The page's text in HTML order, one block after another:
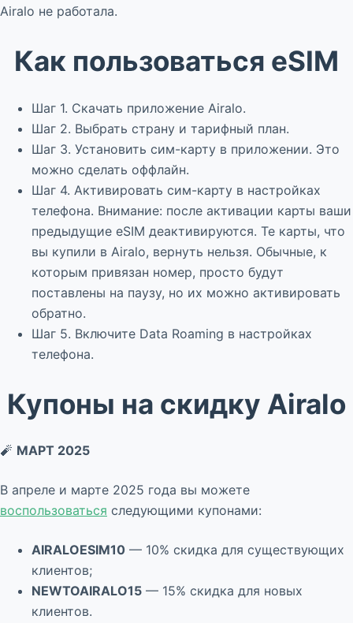
Airalo не работала.
Как пользоваться eSIM
Шаг 1. Скачать приложение Airalo.
Шаг 2. Выбрать страну и тарифный план.
Шаг 3. Установить сим-карту в приложении. Это
можно сделать оффлайн.
Шаг 4. Активировать сим-карту в настройках
телефона. Внимание: после активации карты ваши
предыдущие eSIM деактивируются. Те карты, что
вы купили в Airalo, вернуть нельзя. Обычные, к
которым привязан номер, просто будут
поставлены на паузу, но их можно активировать
обратно.
Шаг 5. Включите Data Roaming в настройках
телефона.
Купоны на скидку Airalo
🧨 МАРТ 2025
В апреле и марте 2025 года вы можете
воспользоваться следующими купонами:
AIRALOESIM10 — 10% скидка для существующих
клиентов;
NEWTOAIRALO15 — 15% скидка для новых
клиентов.